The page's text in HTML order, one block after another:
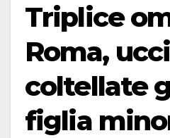
Triplice
Roma,
coltellate
figlia